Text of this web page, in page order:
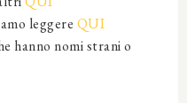
leggere QUI
hanno nomi strani o